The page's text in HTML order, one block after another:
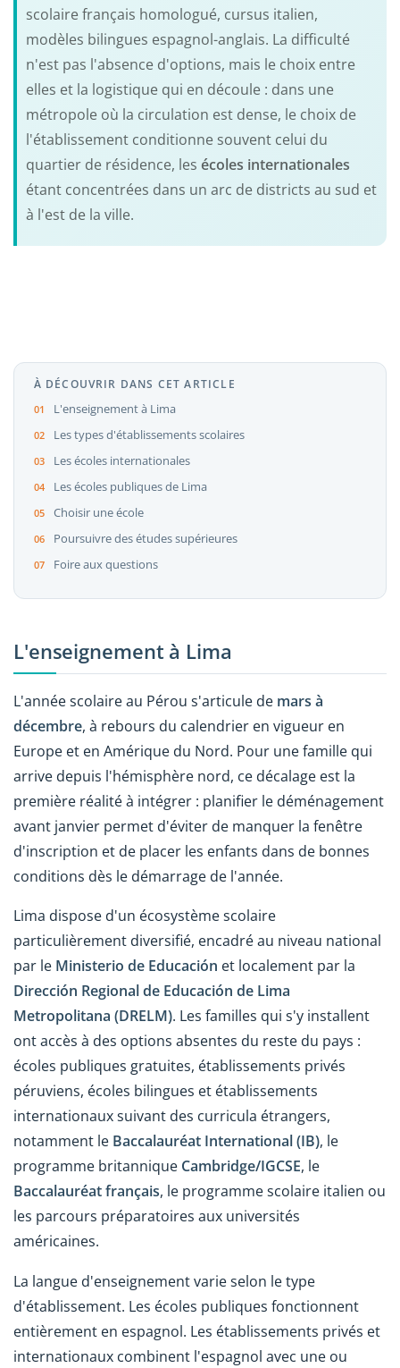
scolaire français homologué, cursus italien,
modèles bilingues espagnol-anglais. La difficulté
n'est pas l'absence d'options, mais le choix entre
elles et la logistique qui en découle : dans une
métropole où la circulation est dense, le choix de
l'établissement conditionne souvent celui du
quartier de résidence, les écoles internationales
étant concentrées dans un arc de districts au sud et
à l'est de la ville.
À DÉCOUVRIR DANS CET ARTICLE
L'enseignement à Lima
Les types d'établissements scolaires
Les écoles internationales
Les écoles publiques de Lima
Choisir une école
Poursuivre des études supérieures
Foire aux questions
L'enseignement à Lima
L'année scolaire au Pérou s'articule de mars à
décembre, à rebours du calendrier en vigueur en
Europe et en Amérique du Nord. Pour une famille qui
arrive depuis l'hémisphère nord, ce décalage est la
première réalité à intégrer : planifier le déménagement
avant janvier permet d'éviter de manquer la fenêtre
d'inscription et de placer les enfants dans de bonnes
conditions dès le démarrage de l'année.
Lima dispose d'un écosystème scolaire
particulièrement diversifié, encadré au niveau national
par le Ministerio de Educación et localement par la
Dirección Regional de Educación de Lima
Metropolitana (DRELM). Les familles qui s'y installent
ont accès à des options absentes du reste du pays :
écoles publiques gratuites, établissements privés
péruviens, écoles bilingues et établissements
internationaux suivant des curricula étrangers,
notamment le Baccalauréat International (IB), le
programme britannique Cambridge/IGCSE, le
Baccalauréat français, le programme scolaire italien ou
les parcours préparatoires aux universités
américaines.
La langue d'enseignement varie selon le type
d'établissement. Les écoles publiques fonctionnent
entièrement en espagnol. Les établissements privés et
internationaux combinent l'espagnol avec une ou